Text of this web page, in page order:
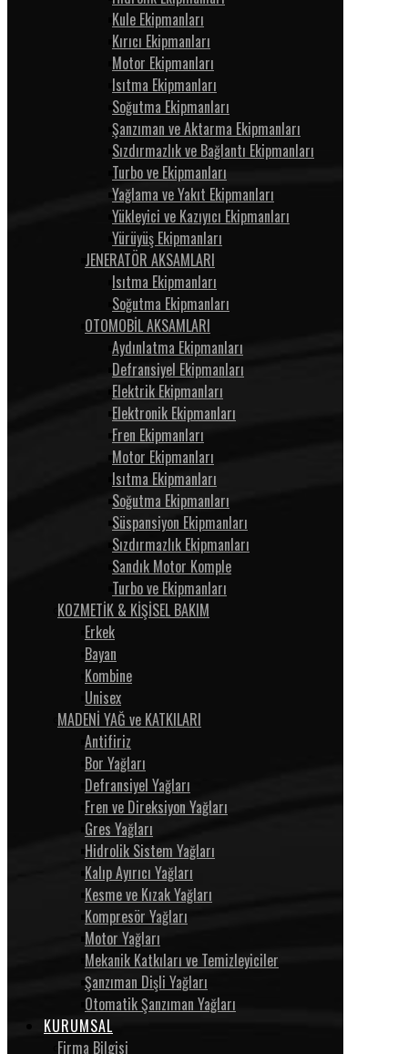
Kule Ekipmanları
Kırıcı Ekipmanları
Motor Ekipmanları
Isıtma Ekipmanları
Soğutma Ekipmanları
Şanzıman ve Aktarma Ekipmanları
Sızdırmazlık ve Bağlantı Ekipmanları
Turbo ve Ekipmanları
Yağlama ve Yakıt Ekipmanları
Yükleyici ve Kazıyıcı Ekipmanları
Yürüyüş Ekipmanları
JENERATÖR AKSAMLARI
Isıtma Ekipmanları
Soğutma Ekipmanları
OTOMOBİL AKSAMLARI
Aydınlatma Ekipmanları
Defransiyel Ekipmanları
Elektrik Ekipmanları
Elektronik Ekipmanları
Fren Ekipmanları
Motor Ekipmanları
Isıtma Ekipmanları
Soğutma Ekipmanları
Süspansiyon Ekipmanları
Sızdırmazlık Ekipmanları
Sandık Motor Komple
Turbo ve Ekipmanları
KOZMETİK & KİŞİSEL BAKIM
Erkek
Bayan
Kombine
Unisex
MADENİ YAĞ ve KATKILARI
Antifiriz
Bor Yağları
Defransiyel Yağları
Fren ve Direksiyon Yağları
Gres Yağları
Hidrolik Sistem Yağları
Kalıp Ayırıcı Yağları
Kesme ve Kızak Yağları
Kompresör Yağları
Motor Yağları
Mekanik Katkıları ve Temizleyiciler
Şanzıman Dişli Yağları
Otomatik Şanzıman Yağları
KURUMSAL
Firma Bilgisi